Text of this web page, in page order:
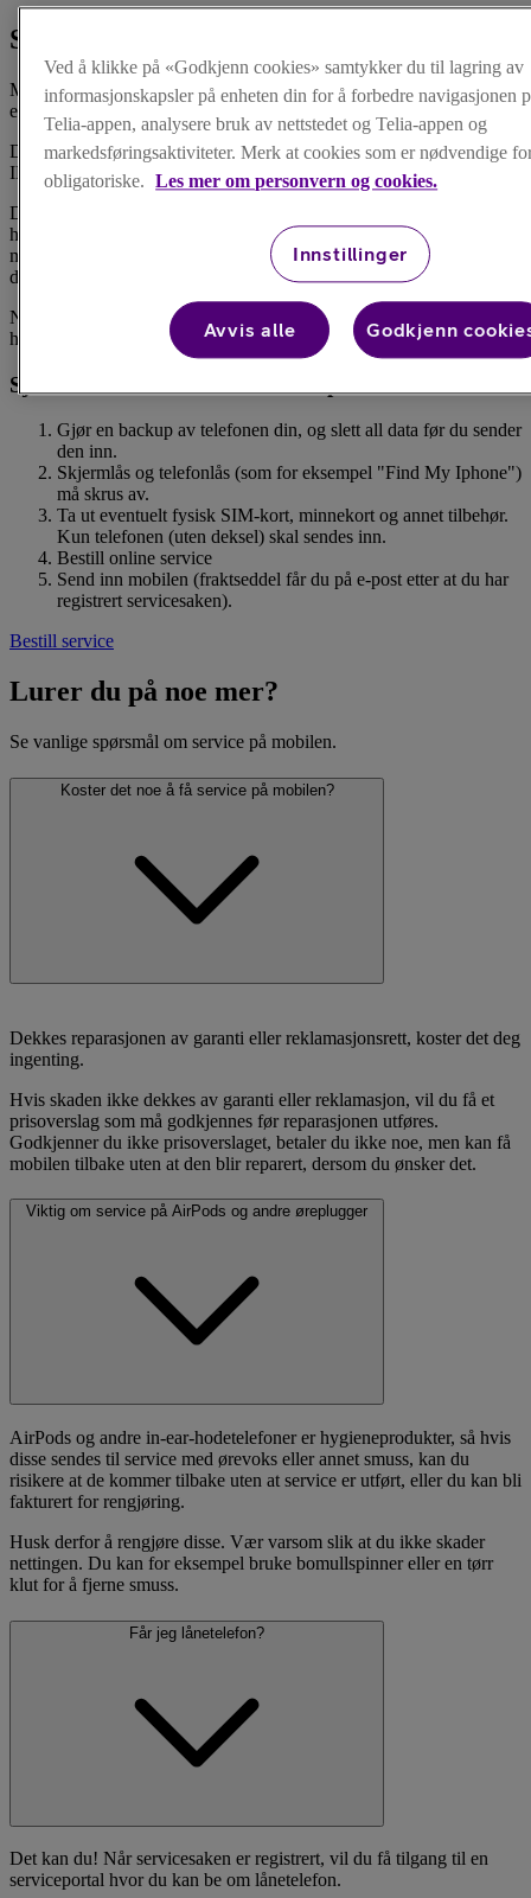
Service på mobiltelefon
Må mobilen din på verksted? Da kan du registrere service online,
eller få hjelp i en Telia-butikk.
Du kan registrere service på telefon og tilbehør. Husk å ha klart
IMEI-nummer eller serienummer.
Du kan også levere telefonen din hos din nærmeste Telia-butikk. De
hjelper deg også med oppsett og sjekker vanlige brukerfeil før
mobilen eventuelt blir sendt inn. Har du behov for lånetelefon kan
de som regel hjelpe deg med det også.
NB! Dersom saken gjelder en skade dekket av mobilforsikring du
har hos oss, skal du istedetmelde skade via forsikringsselskapet
Sjekkliste før du sender mobilen på service
Gjør en backup av telefonen din, og slett all data før du sender
den inn.
Skjermlås og telefonlås (som for eksempel "Find My Iphone")
må skrus av.
Ta ut eventuelt fysisk SIM-kort, minnekort og annet tilbehør.
Kun telefonen (uten deksel) skal sendes inn.
Bestill online service
Send inn mobilen (fraktseddel får du på e-post etter at du har
registrert servicesaken).
Bestill service
Lurer du på noe mer?
Se vanlige spørsmål om service på mobilen.
Koster det noe å få service på mobilen?
Dekkes reparasjonen av garanti eller reklamasjonsrett, koster det deg
ingenting.
Hvis skaden ikke dekkes av garanti eller reklamasjon, vil du få et
prisoverslag som må godkjennes før reparasjonen utføres.
Godkjenner du ikke prisoverslaget, betaler du ikke noe, men kan få
mobilen tilbake uten at den blir reparert, dersom du ønsker det.
Viktig om service på AirPods og andre øreplugger
AirPods og andre in-ear-hodetelefoner er hygieneprodukter, så hvis
disse sendes til service med ørevoks eller annet smuss, kan du
risikere at de kommer tilbake uten at service er utført, eller du kan bli
fakturert for rengjøring.
Husk derfor å rengjøre disse. Vær varsom slik at du ikke skader
nettingen. Du kan for eksempel bruke bomullspinner eller en tørr
klut for å fjerne smuss.
Får jeg lånetelefon?
Det kan du! Når servicesaken er registrert, vil du få tilgang til en
serviceportal hvor du kan be om lånetelefon.
Ved å klikke på «Godkjenn cookies» samtykker du til lagring av
informasjonskapsler på enheten din for å forbedre navigasjonen
Telia-appen, analysere bruk av nettstedet og Telia-appen og
markedsføringsaktiviteter. Merk at cookies som er nødvendige
obligatoriske. Les mer om personvern og cookies.
Innstillinger
Avvis alle Godkjenn